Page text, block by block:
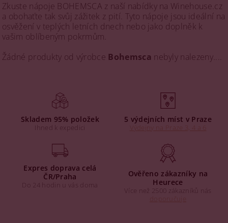
Zkuste nápoje BOHEMSCA z naší nabídky na Winehouse.cz
a obohaťte tak svůj zážitek z pití. Tyto nápoje jsou ideální na
osvěžení v teplých letních dnech nebo jako doplněk k
vašim oblíbeným pokrmům.
Žádné produkty od výrobce Bohemsca nebyly nalezeny....
Skladem 95% položek
Ihned k expedici
5 výdejních míst v Praze
Expres doprava celá
ČR/Praha
Do 24 hodin u vás doma
Ověřeno zákazníky na
Heurece
Více než 2500 zákazníků nás